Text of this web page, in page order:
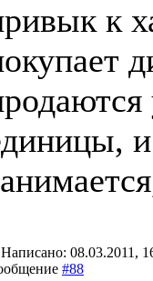
к
и
Написано: 08.03.2011,
#88